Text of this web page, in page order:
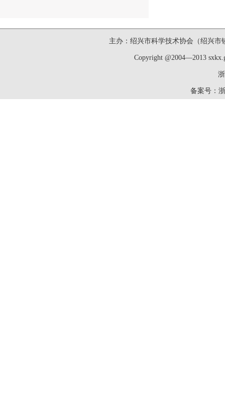
主办：绍兴市科学技术协会（绍兴市
Copyright @2004—2013
备案号：